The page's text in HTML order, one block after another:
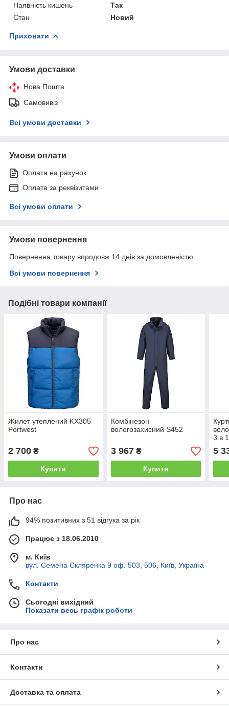
Наявність кишень
Так
Стан
Новий
Приховати
Умови доставки
Нова Пошта
Самовивіз
Всі умови доставки
Умови оплати
Оплата на рахунок
Оплата за реквізитами
Всі умови оплати
Умови повернення
Повернення товару впродовж 14 днів за домовленістю
Всі умови повернення
Подібні товари компанії
Жилет утеплений KX305
Portwest
2 700 ₴
Купити
Комбінезон
вологозахисний S452
3 967₴
Купити
3 в 1
5
Про нас
94% позитивних з 51 відгука за рік
Працює з 18.06.2010
м. Київ
вул. Семена Скляренка 9 оф. 503, 506, Київ, Україна
Контакти
Сьогодні вихідний
Показати весь графік роботи
Про нас
Контакти
Доставка та оплата